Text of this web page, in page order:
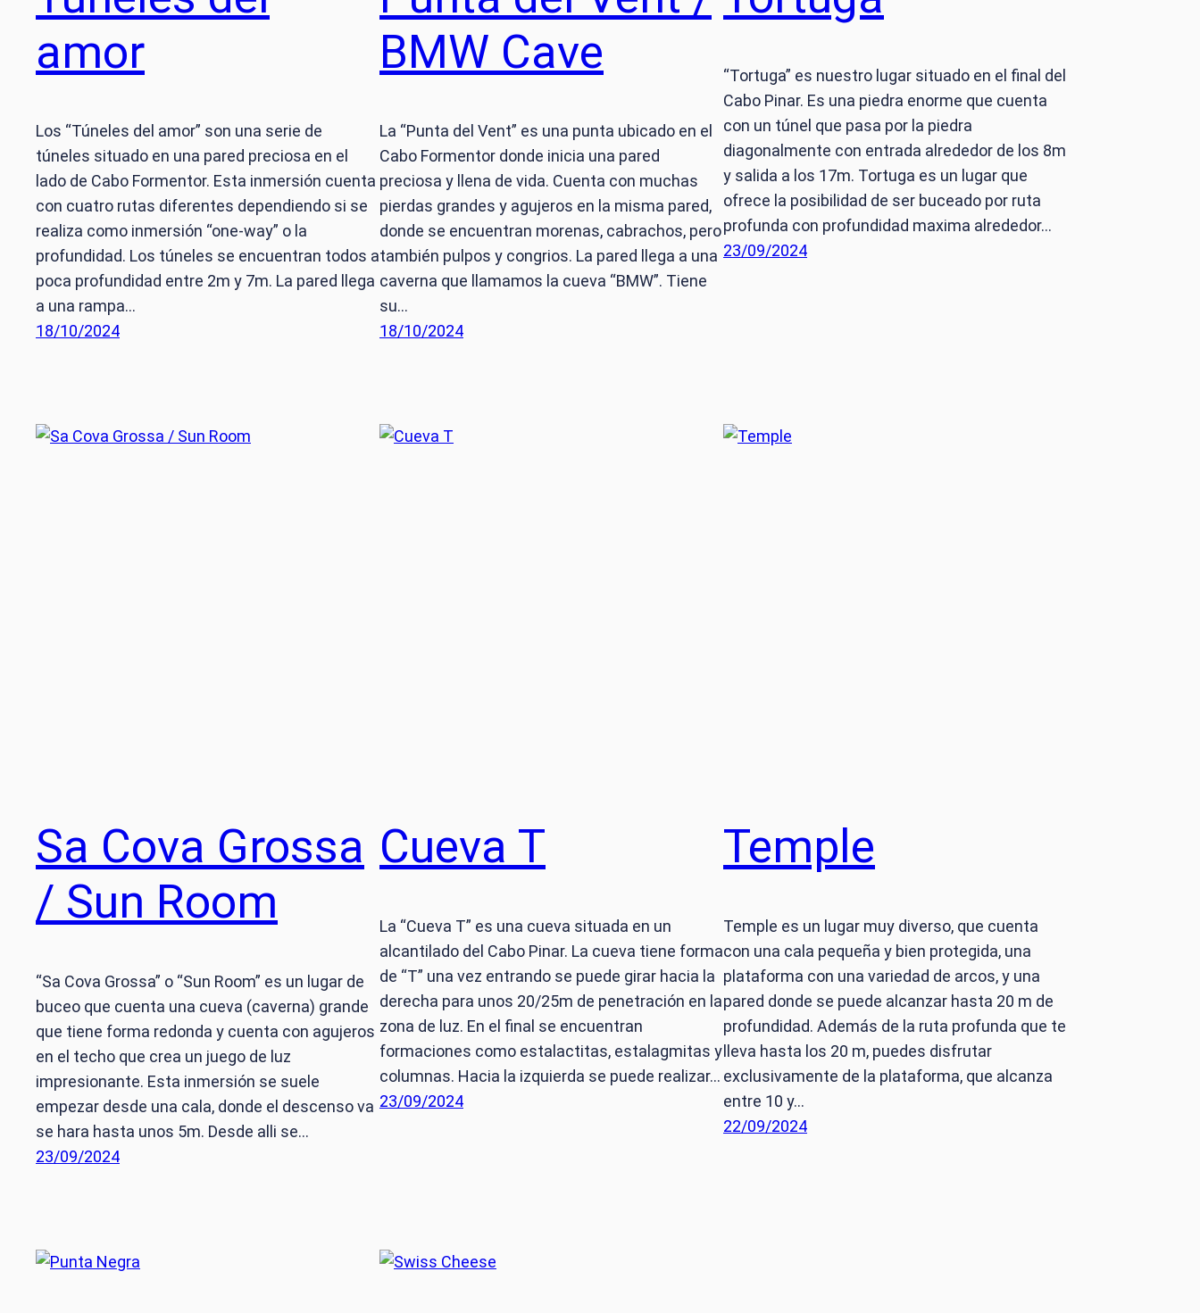
amor
Los “Túneles del amor” son una serie de
túneles situado en una pared preciosa en el
lado de Cabo Formentor. Esta inmersión cuenta
con cuatro rutas diferentes dependiendo si se
realiza como inmersión “one-way” o la
profundidad. Los túneles se encuentran todos a
poca profundidad entre 2m y 7m. La pared llega
a una rampa…
18/10/2024
BMW Cave
La “Punta del Vent” es una punta ubicado en el
Cabo Formentor donde inicia una pared
preciosa y llena de vida. Cuenta con muchas
pierdas grandes y agujeros en la misma pared,
donde se encuentran morenas, cabrachos, pero
también pulpos y congrios. La pared llega a una
caverna que llamamos la cueva “BMW”. Tiene
su…
18/10/2024
“Tortuga” es nuestro lugar situado en el final del
Cabo Pinar. Es una piedra enorme que cuenta
con un túnel que pasa por la piedra
diagonalmente con entrada alrededor de los 8m
y salida a los 17m. Tortuga es un lugar que
ofrece la posibilidad de ser buceado por ruta
profunda con profundidad maxima alrededor…
23/09/2024
Sa Cova Grossa
/ Sun Room
“Sa Cova Grossa” o “Sun Room” es un lugar de
buceo que cuenta una cueva (caverna) grande
que tiene forma redonda y cuenta con agujeros
en el techo que crea un juego de luz
impresionante. Esta inmersión se suele
empezar desde una cala, donde el descenso va
se hara hasta unos 5m. Desde alli se…
23/09/2024
Cueva T
La “Cueva T” es una cueva situada en un
alcantilado del Cabo Pinar. La cueva tiene forma
de “T” una vez entrando se puede girar hacia la
derecha para unos 20/25m de penetración en la
zona de luz. En el final se encuentran
formaciones como estalactitas, estalagmitas y
columnas. Hacia la izquierda se puede realizar…
23/09/2024
Temple
Temple es un lugar muy diverso, que cuenta
con una cala pequeña y bien protegida, una
plataforma con una variedad de arcos, y una
pared donde se puede alcanzar hasta 20 m de
profundidad. Además de la ruta profunda que te
lleva hasta los 20 m, puedes disfrutar
exclusivamente de la plataforma, que alcanza
entre 10 y…
22/09/2024